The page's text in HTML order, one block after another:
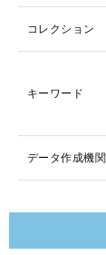
コレクション
キーワード
データ作成機関